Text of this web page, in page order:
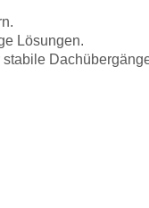
Lösungen.